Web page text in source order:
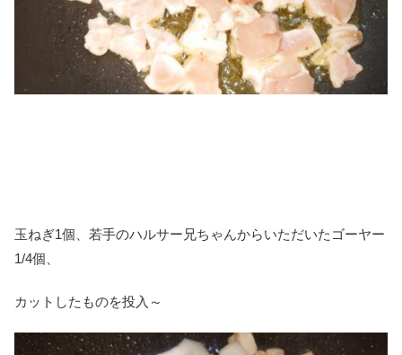
玉ねぎ1個、若手のハルサー兄ちゃんからいただいたゴーヤー
1/4個、
カットしたものを投入～